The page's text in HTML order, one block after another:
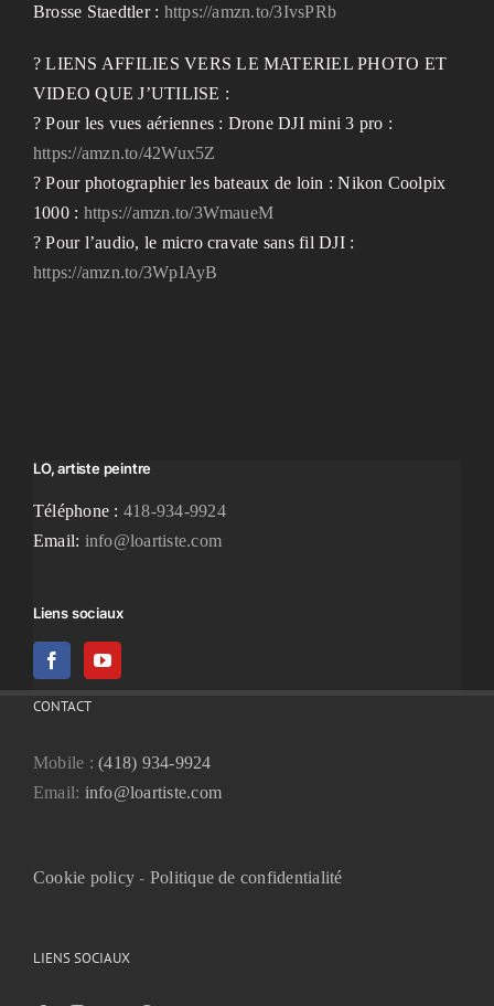
Brosse Staedtler : https://amzn.to/3IvsPRb
? LIENS AFFILIES VERS LE MATERIEL PHOTO ET
VIDEO QUE J’UTILISE :
? Pour les vues aériennes : Drone DJI mini 3 pro :
https://amzn.to/42Wux5Z
? Pour photographier les bateaux de loin : Nikon Coolpix
1000 : https://amzn.to/3WmaueM
? Pour l’audio, le micro cravate sans fil DJI :
https://amzn.to/3WpIAyB
LO, artiste peintre
Téléphone : 418-934-9924
Email: info@loartiste.com
Liens sociaux
CONTACT
Mobile :(418) 934-9924
Email: info@loartiste.com
Cookie policy - Politique de confidentialité
LIENS SOCIAUX